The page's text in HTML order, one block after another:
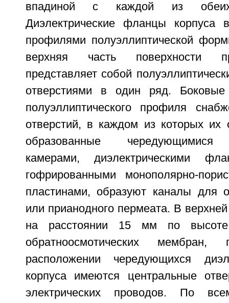
впадиной с каждой из
Диэлектрические фланцы корпуса
профилями полуэллиптической
верхняя часть поверхности
представляет собой
отверстиями в один ряд. Боковые
полуэллиптического профиля
отверстий, в каждом из которых их
образованные чередующимися
камерами, диэлектрическими
гофрированными монополярно-
пластинами, образуют каналы для
или прианодного пермеата. В
на расстоянии 15 мм по
обратноосмотических мембран,
расположении чередующихся
корпуса имеются центральные
электрических проводов. По